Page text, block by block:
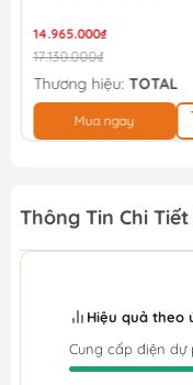
14.965.000₫
17.130.000₫
Thương hiệu: TOTAL
Mua ngay
Thông Tin Chi Tiết
Hiệu quả theo
Cung cấp điện dự